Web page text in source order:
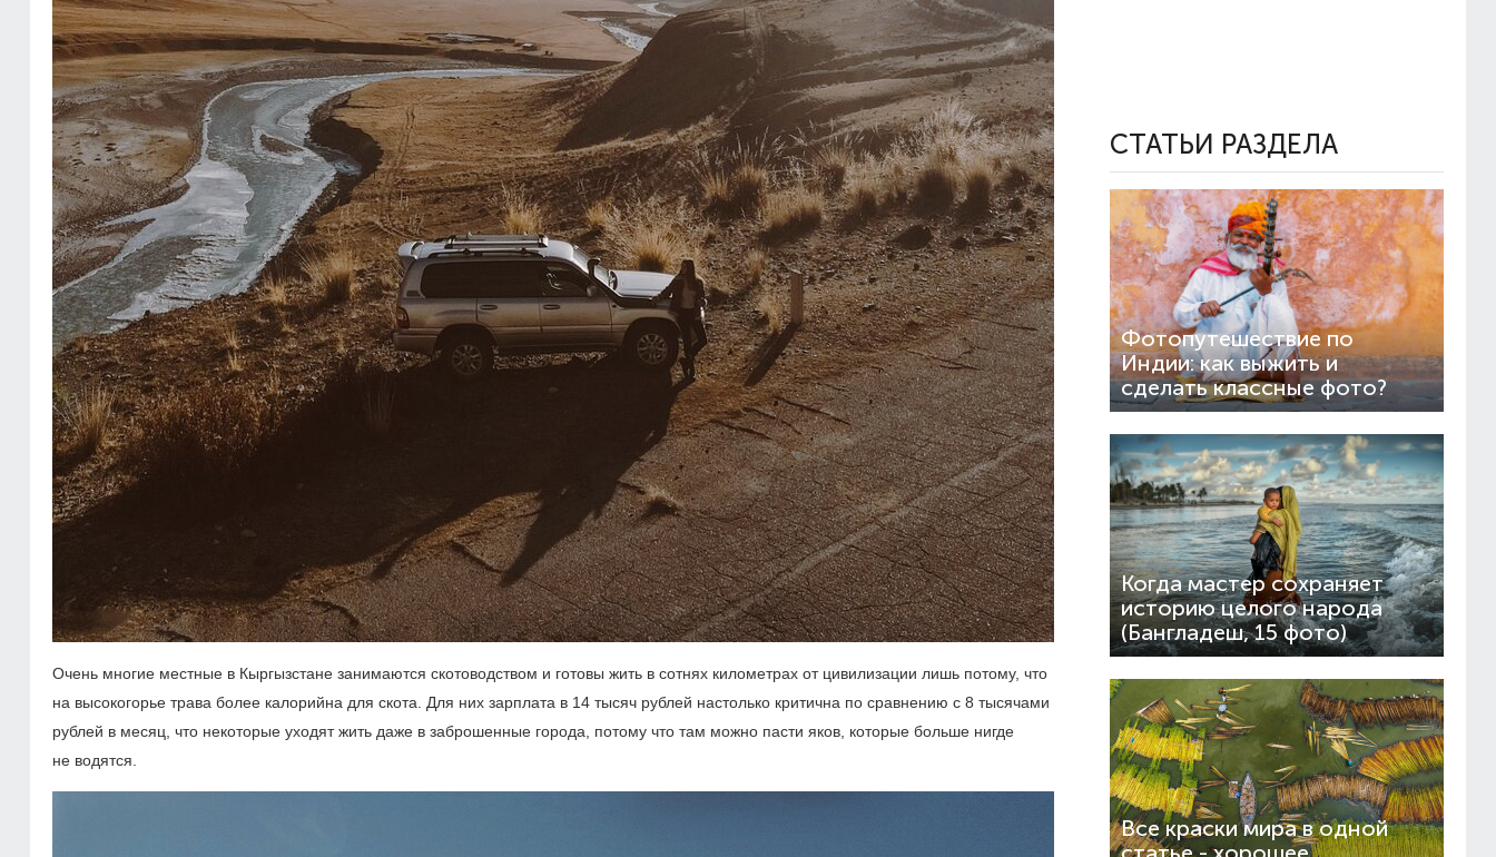
Очень многие местные в Кыргызстане занимаются скотоводством и готовы жить в сотнях километрах от цивилизации лишь потому, что
на высокогорье трава более калорийна для скота. Для них зарплата в 14 тысяч рублей настолько критична по сравнению с 8 тысячами
рублей в месяц, что некоторые уходят жить даже в заброшенные города, потому что там можно пасти яков, которые больше нигде
не водятся.
СТАТЬИ РАЗДЕЛА
Фотопутешествие по
Индии: как выжить и
сделать классные фото?
Когда мастер сохраняет
историю целого народа
(Бангладеш, 15 фото)
Все краски мира в одной